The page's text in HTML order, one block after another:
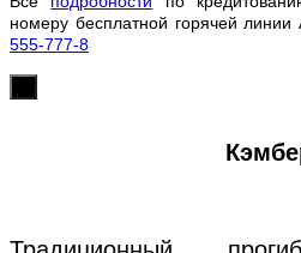
номеру бесплатной горячей
555-777-8